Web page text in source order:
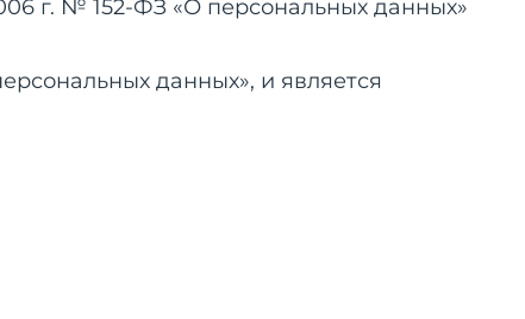
г. № 152-ФЗ «О персональных данных»
данных», и является